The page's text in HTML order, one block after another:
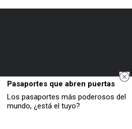
Pasaportes que abren puertas
Los pasaportes más poderosos del
mundo, ¿está el tuyo?